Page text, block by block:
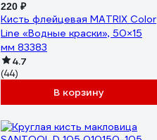
220 ₽
Кисть флейцевая MATRIX Color
Line «Водные краски», 50×15
мм 83383
4.7
(44)
В корзину